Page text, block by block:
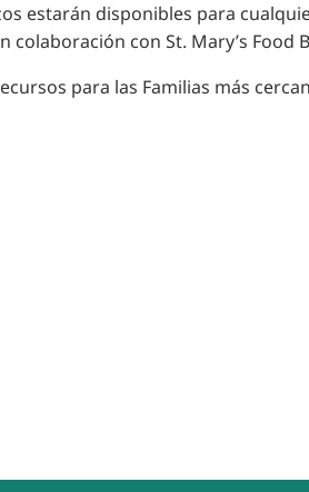
estarán disponibles para
con St. Mary’s Food
para las Familias más